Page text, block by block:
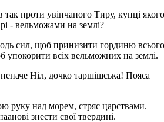
так проти увінчаного Тиру, купці якого
- вельможами на землі?
сил, щоб принизити гординю всього
всіх вельможних на землі.
Ніл, дочко таршішська! Пояса
руку над морем, стряс царствами.
знести свої твердині.